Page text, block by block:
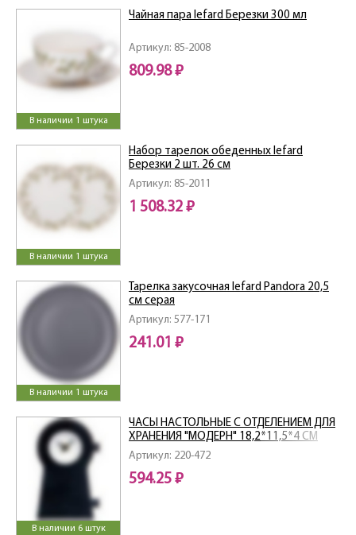
В наличии 1 штука
Артикул: 85-2008
Чайная пара lefard Березки 300 мл
809.98 ₽
В наличии 1 штука
Артикул: 85-2011
Набор тарелок обеденных lefard
Березки 2 шт. 26 см
1 508.32 ₽
В наличии 1 штука
Артикул: 577-171
Тарелка закусочная lefard Pandora 20,5
см серая
241.01 ₽
В наличии 6 штук
Артикул: 220-472
ЧАСЫ НАСТОЛЬНЫЕ С ОТДЕЛЕНИЕМ ДЛЯ
ХРАНЕНИЯ "МОДЕРН" 18,2*11,5*4 СМ
594.25 ₽